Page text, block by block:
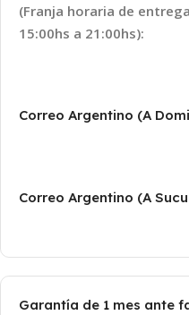
(Franja horaria de entrega
15:00hs a 21:00hs):
Correo Argentino (A
Correo Argentino (A
Garantía de 1 mes ante